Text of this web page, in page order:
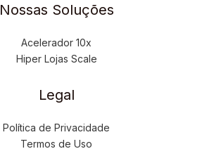
Nossas Soluções
Acelerador 10x
Hiper Lojas Scale
Legal
Política de Privacidade
Termos de Uso